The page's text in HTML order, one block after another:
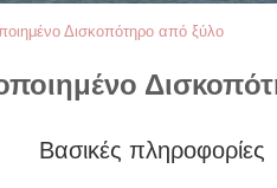
Δισκοπότηρο από ξύλο
Βασικές πληροφορίες